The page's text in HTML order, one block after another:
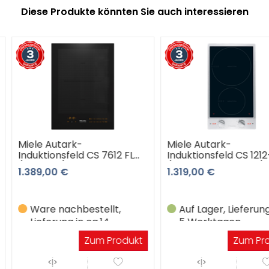
Diese Produkte könnten Sie auch interessieren
FL
Produkt
Miele Autark-
Induktionsfeld CS 1212-1 I
(schwarz-edelstahl) 3
Auf Lager, Lieferung in 3-
5 Werktagen
Zum Produkt
Miele
Ware